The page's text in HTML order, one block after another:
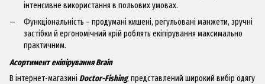
інтенсивне використання в польових умовах.
Функціональність – продумані кишені, регульовані манжети, зручні
застібки й ергономічний крій роблять екіпірування максимально
практичним.
Асортимент екіпірування Brain
В інтернет-магазині Doctor-Fishing, представлений широкий вибір одягу